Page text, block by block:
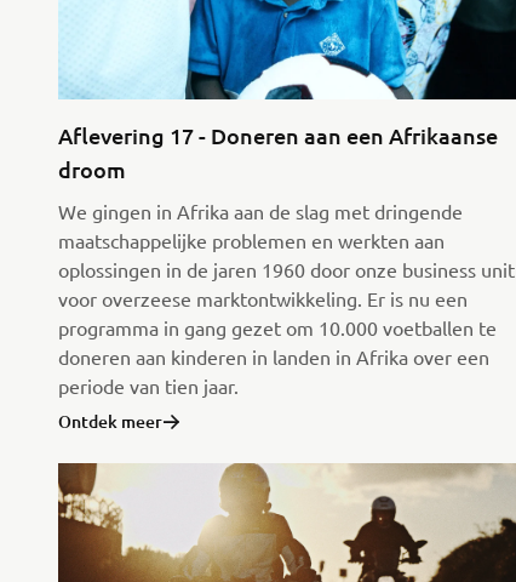
Aflevering 17 - Doneren aan een Afrikaanse
droom
We gingen in Afrika aan de slag met dringende
maatschappelijke problemen en werkten aan
oplossingen in de jaren 1960 door onze business unit
voor overzeese marktontwikkeling. Er is nu een
programma in gang gezet om 10.000 voetballen te
doneren aan kinderen in landen in Afrika over een
periode van tien jaar.
Ontdek meer